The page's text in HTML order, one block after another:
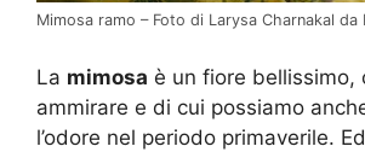
Mimosa ramo – Foto di Larysa Charnakal da
La mimosa è un fiore bellissimo,
ammirare e di cui possiamo
l’odore nel periodo primaverile.